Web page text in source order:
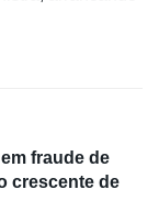
fraude de
crescente de